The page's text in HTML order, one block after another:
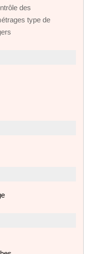
des
type de